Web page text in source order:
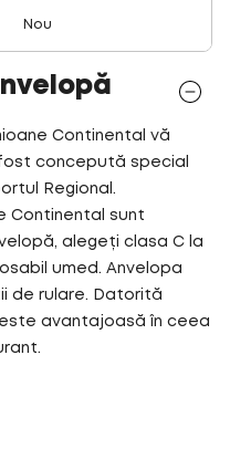
Nou
Continental vă
concepută special
Regional.
Continental sunt
alegeți clasa C la
umed. Anvelopa
de rulare. Datorită
avantajoasă în ceea